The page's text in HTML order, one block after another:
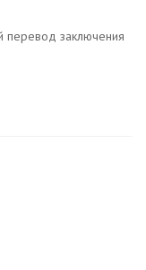
перевод заключения